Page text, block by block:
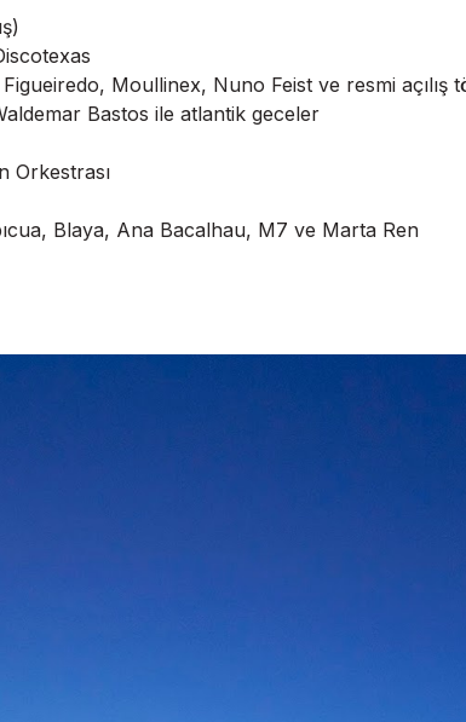
Moullinex, Nuno Feist ve resmi açılış
Bastos ile atlantik geceler
Orkestrası
Blaya, Ana Bacalhau, M7 ve Marta Ren